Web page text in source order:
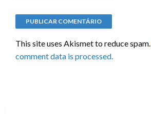
This site uses Akismet to reduce spam.
comment data is processed.